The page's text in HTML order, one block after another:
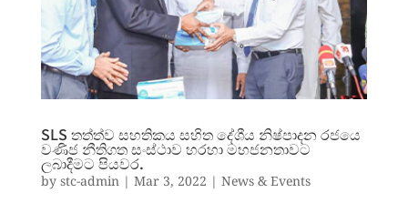
SLS තත්ත්ව සහතිකය සහිත දේශීය නිෂ්පාදන රජයෙ
වණිජ නීතිගත සංස්ථාව හරහා මහජනතාවට
ලබාදීමට පියවර.
by stc-admin | Mar 3, 2022 | News & Events